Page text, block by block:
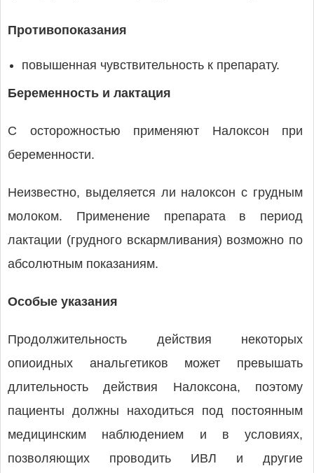
Противопоказания
повышенная чувствительность к препарату.
Беременность и лактация
С осторожностью применяют Налоксон при
беременности.
Неизвестно, выделяется ли налоксон с грудным
молоком. Применение препарата в период
лактации (грудного вскармливания) возможно по
абсолютным показаниям.
Особые указания
Продолжительность действия некоторых
опиоидных анальгетиков может превышать
длительность действия Налоксона, поэтому
пациенты должны находиться под постоянным
медицинским наблюдением и в условиях,
позволяющих проводить ИВЛ и другие